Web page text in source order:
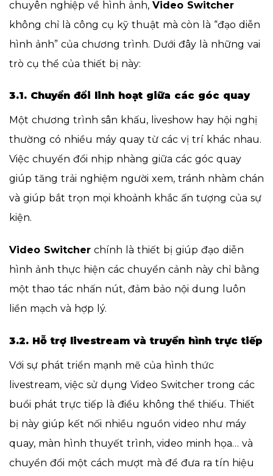
chuyên nghiệp về hình ảnh, Video Switcher
không chỉ là công cụ kỹ thuật mà còn là “đạo diễn
hình ảnh” của chương trình. Dưới đây là những vai
trò cụ thể của thiết bị này:
3.1. Chuyển đổi linh hoạt giữa các góc quay
Một chương trình sân khấu, liveshow hay hội nghị
thường có nhiều máy quay từ các vị trí khác nhau.
Việc chuyển đổi nhịp nhàng giữa các góc quay
giúp tăng trải nghiệm người xem, tránh nhàm chán
và giúp bắt trọn mọi khoảnh khắc ấn tượng của sự
kiện.
Video Switcher chính là thiết bị giúp đạo diễn
hình ảnh thực hiện các chuyển cảnh này chỉ bằng
một thao tác nhấn nút, đảm bảo nội dung luôn
liền mạch và hợp lý.
3.2. Hỗ trợ livestream và truyền hình trực tiếp
Với sự phát triển mạnh mẽ của hình thức
livestream, việc sử dụng Video Switcher trong các
buổi phát trực tiếp là điều không thể thiếu. Thiết
bị này giúp kết nối nhiều nguồn video như máy
quay, màn hình thuyết trình, video minh họa… và
chuyển đổi một cách mượt mà để đưa ra tín hiệu